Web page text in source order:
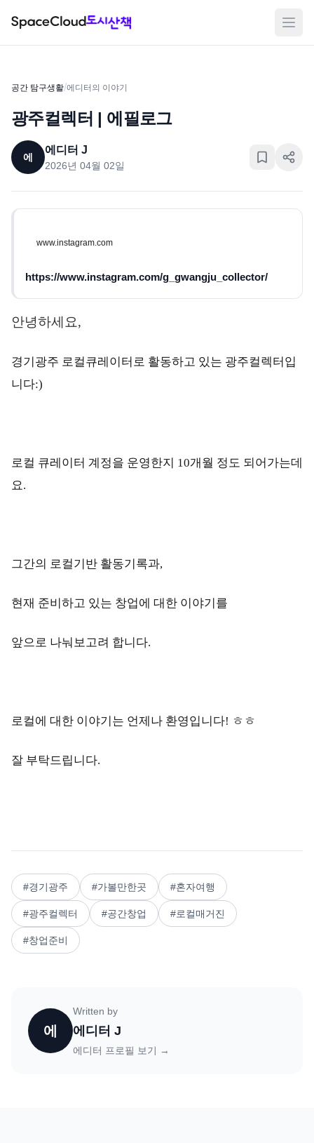
메뉴
공간 탐구생활/에디터의 이야기
광주컬렉터 | 에필로그
에
에디터 J
2026년 04월 02일
www.instagram.com
https://www.instagram.com/g_gwangju_collector/
안녕하세요,
경기광주 로컬큐레이터로 활동하고 있는 광주컬렉터입
니다:)
로컬 큐레이터 계정을 운영한지 10개월 정도 되어가는데
요.
그간의 로컬기반 활동기록과,
현재 준비하고 있는 창업에 대한 이야기를
앞으로 나눠보고려 합니다.
로컬에 대한 이야기는 언제나 환영입니다! ㅎㅎ
잘 부탁드립니다.
#경기광주 #가볼만한곳 #혼자여행
#광주컬렉터 #공간창업 #로컬매거진
#창업준비
에
Written by
에디터 J
에디터 프로필 보기 →